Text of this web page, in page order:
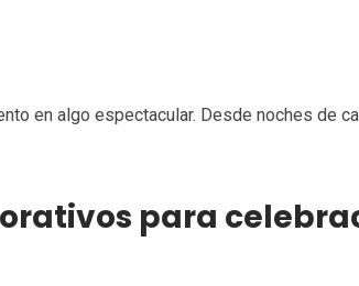
en algo espectacular. Desde noches de
para